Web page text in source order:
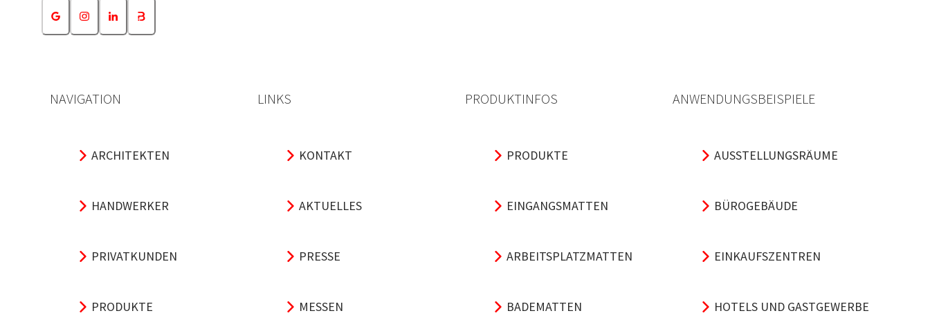
NAVIGATION
ARCHITEKTEN
HANDWERKER
PRIVATKUNDEN
PRODUKTE
LINKS
KONTAKT
AKTUELLES
PRESSE
MESSEN
PRODUKTINFOS
PRODUKTE
EINGANGSMATTEN
ARBEITSPLATZMATTEN
BADEMATTEN
ANWENDUNGSBEISPIELE
AUSSTELLUNGSRÄUME
BÜROGEBÄUDE
EINKAUFSZENTREN
HOTELS UND GASTGEWERBE